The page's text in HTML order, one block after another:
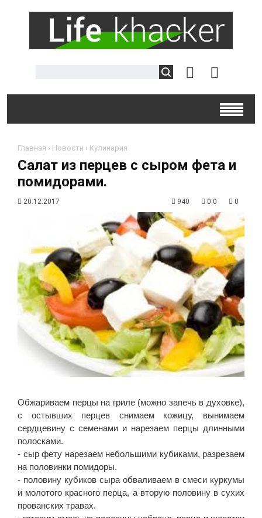
Главная › Новости › Кулинария
Салат из перцев с сыром фета и
помидорами.
20.12.2017 940 0.0 0
Обжариваем перцы на гриле (можно запечь в духовке),
с остывших перцев снимаем кожицу, вынимаем
сердцевину с семенами и нарезаем перцы длинными
полосками.
- сыр фету нарезаем небольшими кубиками, разрезаем
на половинки помидоры.
- половину кубиков сыра обваливаем в смеси куркумы
и молотого красного перца, а вторую половину в сухих
прованских травах.